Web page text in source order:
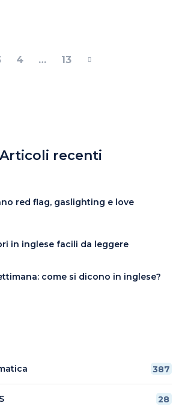
4 … 13
Articoli recenti
red flag, gaslighting e love
in inglese facili da leggere
come si dicono in inglese?
387
28